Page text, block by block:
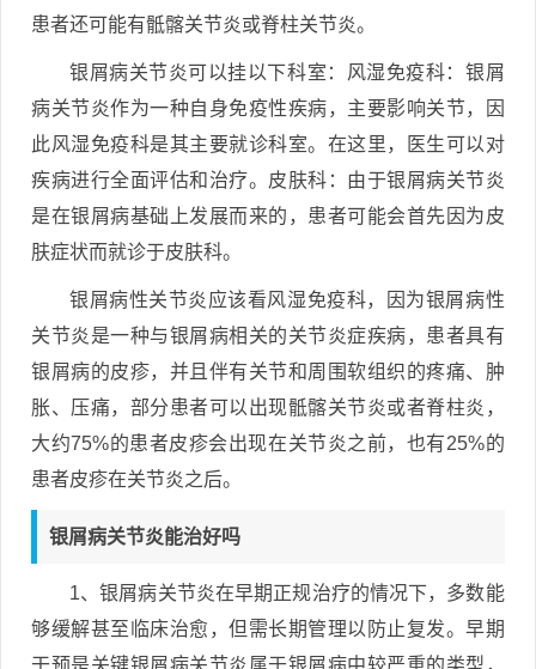
患者还可能有骶髂关节炎或脊柱关节炎。
银屑病关节炎可以挂以下科室：风湿免疫科：银屑
病关节炎作为一种自身免疫性疾病，主要影响关节，因
此风湿免疫科是其主要就诊科室。在这里，医生可以对
疾病进行全面评估和治疗。皮肤科：由于银屑病关节炎
是在银屑病基础上发展而来的，患者可能会首先因为皮
肤症状而就诊于皮肤科。
银屑病性关节炎应该看风湿免疫科，因为银屑病性
关节炎是一种与银屑病相关的关节炎症疾病，患者具有
银屑病的皮疹，并且伴有关节和周围软组织的疼痛、肿
胀、压痛，部分患者可以出现骶髂关节炎或者脊柱炎，
大约75%的患者皮疹会出现在关节炎之前，也有25%的
患者皮疹在关节炎之后。
银屑病关节炎能治好吗
1、银屑病关节炎在早期正规治疗的情况下，多数能
够缓解甚至临床治愈，但需长期管理以防止复发。早期
干预是关键银屑病关节炎属于银屑病中较严重的类型，